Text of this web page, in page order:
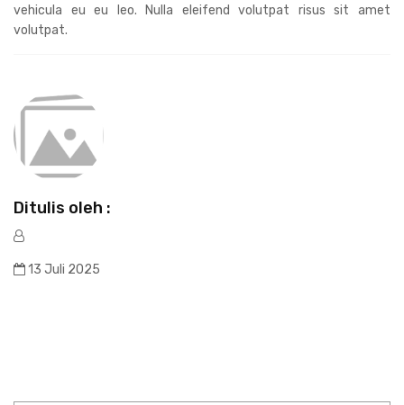
vehicula eu eu leo. Nulla eleifend volutpat risus sit amet
volutpat.
Ditulis oleh :
13 Juli 2025